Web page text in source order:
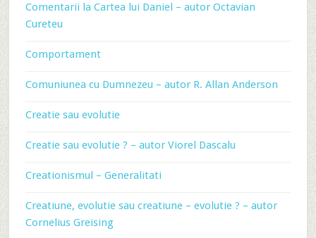
Comentarii la Cartea lui Daniel – autor Octavian
Cureteu
Comportament
Comuniunea cu Dumnezeu – autor R. Allan Anderson
Creatie sau evolutie
Creatie sau evolutie ? – autor Viorel Dascalu
Creationismul – Generalitati
Creatiune, evolutie sau creatiune – evolutie ? – autor
Cornelius Greising